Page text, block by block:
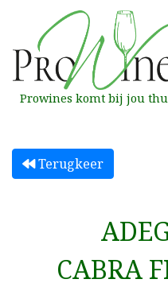
Prowines komt bij jou
Terugkeer
CABRA